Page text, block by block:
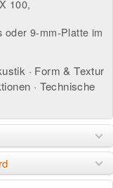
100,
oder9-mm-Platte im
· Form & Textur
· Technische